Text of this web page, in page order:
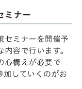
ミナー
セミナーを開催予
容で行います。
心構えが必要で
加していくのがお